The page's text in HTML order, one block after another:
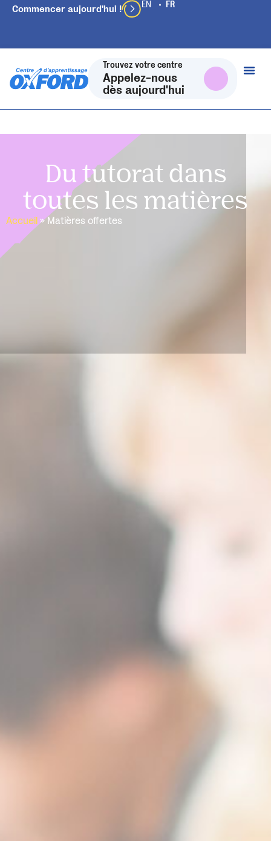
Commencer aujourd'hui !
Trouvez votre centre
Appelez-nous
dès aujourd'hui
Du tutorat dans
toutes les matières
Accueil»Matières offertes